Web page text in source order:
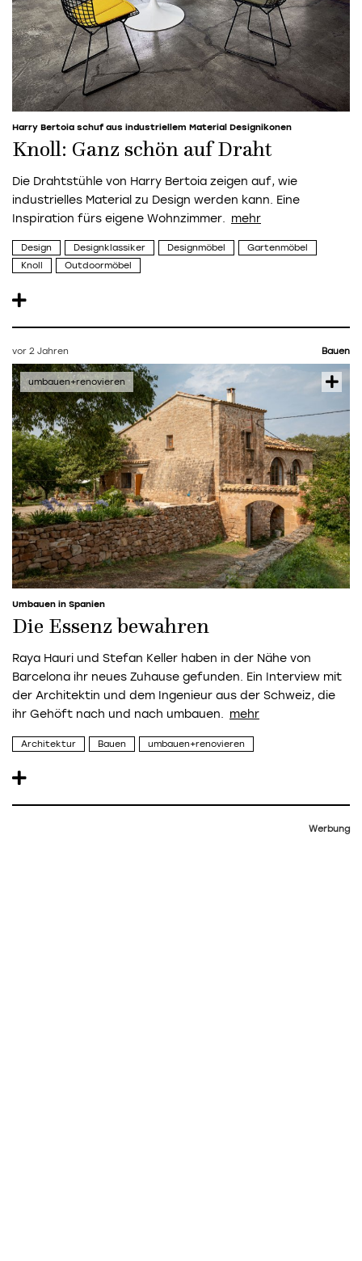
Harry Bertoia schuf aus industriellem Material Designikonen
Knoll: Ganz schön auf Draht
Die Drahtstühle von Harry Bertoia zeigen auf, wie
industrielles Material zu Design werden kann. Eine
Inspiration fürs eigene Wohnzimmer.
Design Designklassiker Designmöbel
Gartenmöbel
Knoll
Outdoormöbel
vor 2 Jahren Bauen
Umbauen in Spanien
Die Essenz bewahren
Raya Hauri und Stefan Keller haben in der Nähe von
Barcelona ihr neues Zuhause gefunden. Ein Interview mit
der Architektin und dem Ingenieur aus der Schweiz, die
ihr Gehöft nach und nach umbauen.
Architektur Bauen umbauen+renovieren
Werbung